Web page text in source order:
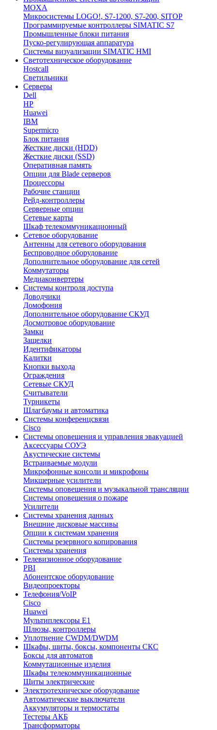
MOXA
Микросистемы LOGO!, S7-1200, S7-200, SITOP
Программируемые контроллеры SIMATIC S7
Промышленные блоки питания
Пуско-регулирующая аппаратура
Системы визуализации SIMATIC HMI
Светотехническое оборудование
Hostcall
Светильники
Серверы
Dell
HP
Huawei
IBM
Supermicro
Блок питания
Жесткие диски (HDD)
Жесткие диски (SSD)
Оперативная память
Опции для Blade серверов
Процессоры
Рабочие станции
Рейд-контроллеры
Серверные опции
Сетевые карты
Шкаф телекоммуникационный
Сетевое оборудование
Антенны для сетевого оборудования
Беспроводное оборудование
Дополнительное оборудование для сетей
Коммутаторы
Медиаконвертеры
Системы контроля доступа
Доводчики
Домофония
Дополнительное оборудование СКУД
Досмотровое оборудование
Замки
Защелки
Идентификаторы
Калитки
Кнопки выхода
Ограждения
Сетевые СКУД
Считыватели
Турникеты
Шлагбаумы и автоматика
Системы конференцсвязи
Cisco
Системы оповещения и управления эвакуацией
Аксессуары СОУЭ
Акустические системы
Встраиваемые модули
Микрофонные консоли и микрофоны
Микшерные усилители
Системы оповещения и музыкальной трансляции
Системы оповещения о пожаре
Усилители
Системы хранения данных
Внешние дисковые массивы
Опции к системам хранения
Системы резервного копирования
Системы хранения
Телевизионное оборудование
PBI
Абонентское оборудование
Видеопроекторы
Телефония/VoIP
Cisco
Huawei
Мультиплексоры E1
Шлюзы, контроллеры
Уплотнение CWDM/DWDM
Шкафы, щиты, боксы, компоненты СКС
Боксы для автоматов
Коммутационные изделия
Шкафы телекоммуникационные
Щиты электрические
Электротехническое оборудование
Автоматические выключатели
Аккумуляторы и термостаты
Тестеры АКБ
Трансформаторы